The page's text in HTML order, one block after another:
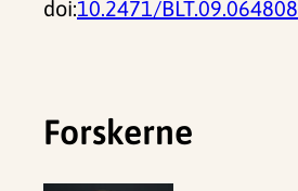
doi:10.2471/BLT.09.064808
Forskerne